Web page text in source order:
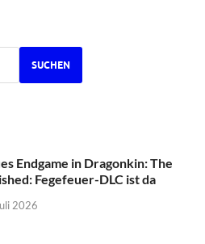
SUCHEN
Endgame in Dragonkin: The
Fegefeuer-DLC ist da
2026